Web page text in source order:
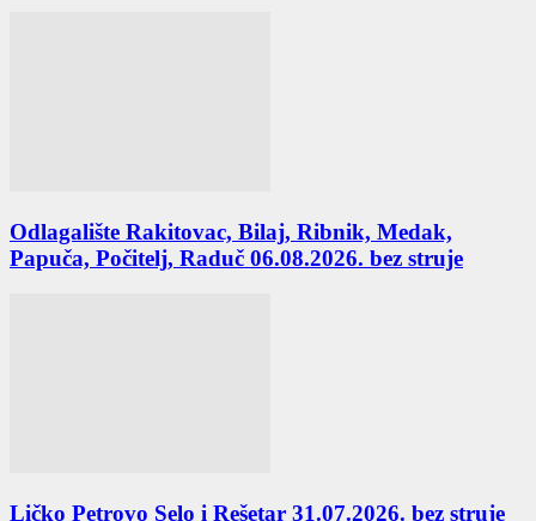
Odlagalište Rakitovac, Bilaj, Ribnik, Medak,
Papuča, Počitelj, Raduč 06.08.2026. bez struje
Ličko Petrovo Selo i Rešetar 31.07.2026. bez struje